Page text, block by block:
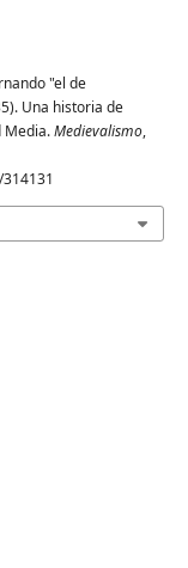
"el de
Una historia de
Media.Medievalismo,